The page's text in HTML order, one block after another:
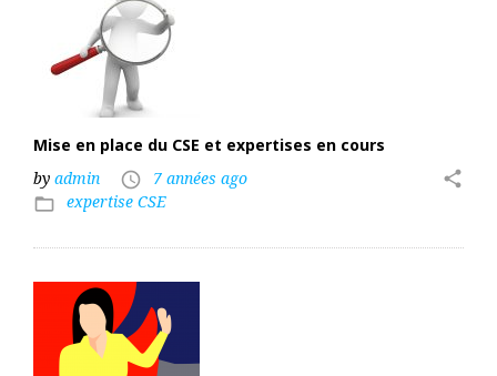
Mise en place du CSE et expertises en cours
by admin access_time 7 années ago
folder_open expertise CSE
share